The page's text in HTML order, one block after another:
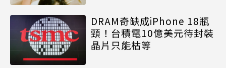
DRAM奇缺成iPhone 18瓶
頸！台積電10億美元待封裝
晶片只能枯等